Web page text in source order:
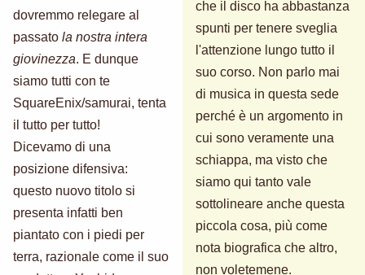
dovremmo relegare al
passato la nostra intera
giovinezza. E dunque
siamo tutti con te
SquareEnix/samurai, tenta
il tutto per tutto!
Dicevamo di una
posizione difensiva:
questo nuovo titolo si
presenta infatti ben
piantato con i piedi per
terra, razionale come il suo
che il disco ha abbastanza
spunti per tenere sveglia
l'attenzione lungo tutto il
suo corso. Non parlo mai
di musica in questa sede
perché è un argomento in
cui sono veramente una
schiappa, ma visto che
siamo qui tanto vale
sottolineare anche questa
piccola cosa, più come
nota biografica che altro,
non voletemene.